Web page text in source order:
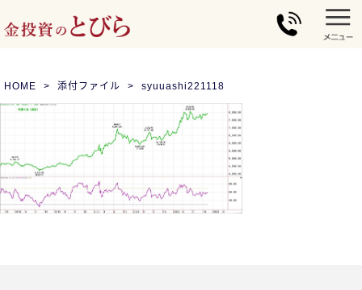
HOME 添付ファイル syuuashi221118